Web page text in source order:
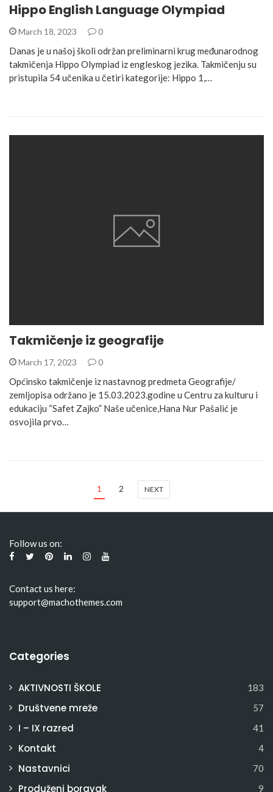
Hippo English Language Olympiad
March 18, 2023 0
Danas je u našoj školi održan preliminarni krug međunarodnog
takmičenja Hippo Olympiad iz engleskog jezika. Takmičenju su
pristupila 54 učenika u četiri kategorije: Hippo 1,…
Takmičenje iz geografije
March 17, 2023 0
Općinsko takmičenje iz nastavnog predmeta Geografije/
zemljopisa održano je 15.03.2023.godine u Centru za kulturu i
edukaciju “Safet Zajko” Naše učenice,Hana Nur Pašalić je
osvojila prvo…
1 2 NEXT
Follow us on:
Contact us here:
support@machothemes.com
Categories
AKTIVNOSTI ŠKOLE 183
Društvene mreže 57
I – IX razred 41
Kontakt 4
Nastavnici 70
Produženi boravak 9